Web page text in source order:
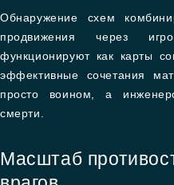
Обнаружение схем
продвижения через
функционируют как карты
эффективные сочетания
просто воином, а
смерти.
Масштаб